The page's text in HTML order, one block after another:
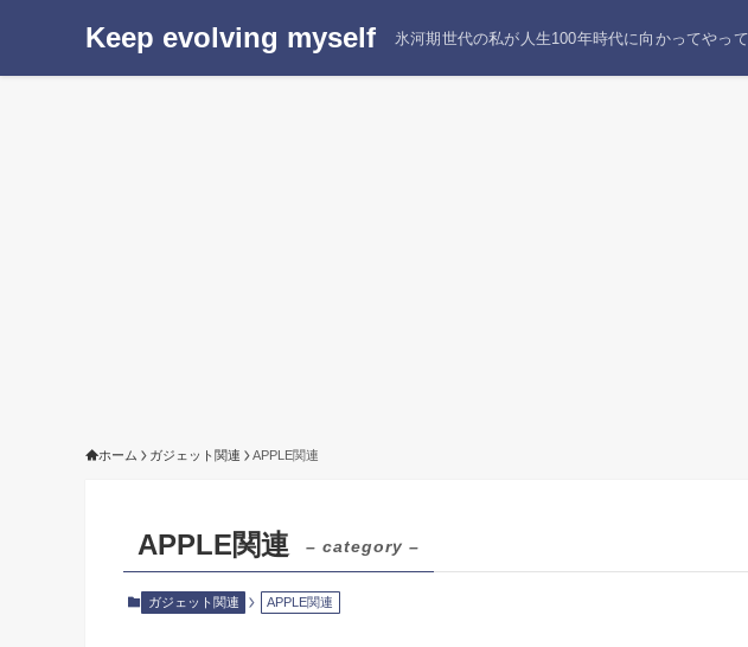
Keep evolving myself 氷河期世代の私が人生100年時代に向かってやっ
ホーム ガジェット関連 APPLE関連
APPLE関連 – category –
ガジェット関連 APPLE関連